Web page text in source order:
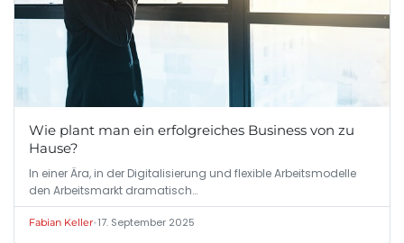
Wie plant man ein erfolgreiches Business von zu
Hause?
In einer Ära, in der Digitalisierung und flexible Arbeitsmodelle
den Arbeitsmarkt dramatisch…
Fabian Keller•17. September 2025